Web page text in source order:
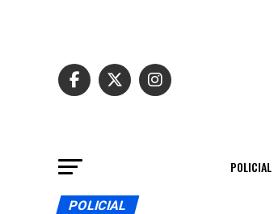
POLICIAL
POLICIAL